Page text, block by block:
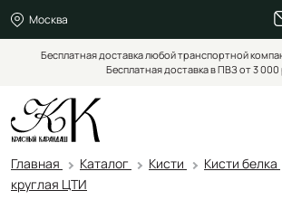
Москва
Бесплатная доставка любой транспортной
Бесплатная доставка в ПВЗ от 3 000
Главная Каталог Кисти Кисти белка
круглая ЦТИ